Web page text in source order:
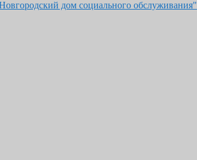
дом социального обслуживания"